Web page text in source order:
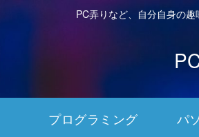
PC弄りなど、自分自身の
プログラミング パ